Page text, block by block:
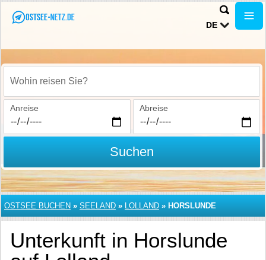
DE
Wohin reisen Sie?
Anreise Abreise
Suchen
OSTSEE BUCHEN » SEELAND » LOLLAND » HORSLUNDE
Unterkunft in Horslunde